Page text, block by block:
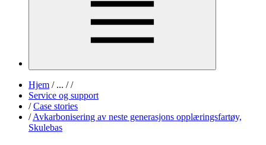
Hjem /... / /
Service og support
/ Case stories
/ Avkarbonisering av neste generasjons opplæringsfartøy,
Skulebas